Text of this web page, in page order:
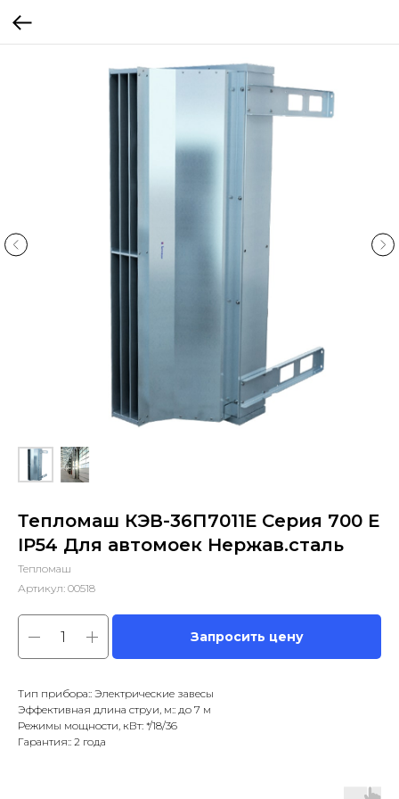
Тепломаш КЭВ-36П7011Е Серия 700 Е
IP54 Для автомоек Нержав.сталь
Тепломаш
Артикул: 00518
Запросить цену
Тип прибора:: Электрические завесы
Эффективная длина струи, м:: до 7 м
Режимы мощности, кВт: */18/36
Гарантия:: 2 года